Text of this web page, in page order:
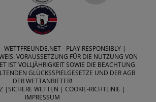
WETTFREUNDE.NET- PLAY RESPONSIBLY |
VORAUSSETZUNG FÜR DIE NUTZUNG VON
IST VOLLJÄHRIGKEIT SOWIE DIE BEACHTUNG
GLÜCKSSPIELGESETZE UND DER AGB
DER WETTANBIETER!
|SICHERE WETTEN | COOKIE-RICHTLINIE |
IMPRESSUM